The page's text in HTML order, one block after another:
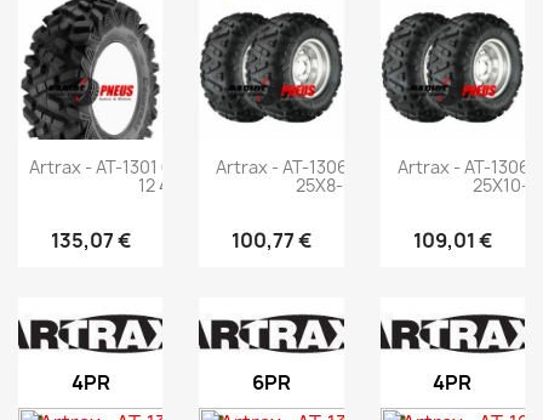
Artrax - AT-1301 Countrax - 25X8-
12 40N
135,07 €
Artrax - AT-1306 Countrax Lite -
25X8-12 40N
100,77 €
Artrax - AT-1306
25X10-
109,01 €
4PR 6PR 4PR